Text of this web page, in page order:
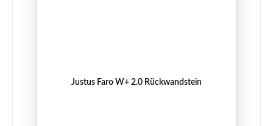
Justus Faro W+ 2.0 Rückwandstein